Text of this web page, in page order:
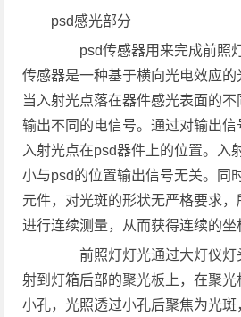
psd感光部分
psd传感器用来完成前照
传感器是一种基于横向光电效应的
当入射光点落在器件感光表面的
输出不同的电信号。通过对输出
入射光点在psd器件上的位置。入
小与psd的位置输出信号无关。同
元件，对光斑的形状无严格要求
进行连续测量，从而获得连续的坐
前照灯灯光通过大灯仪灯
射到灯箱后部的聚光板上，在聚光
小孔，光照透过小孔后聚焦为光